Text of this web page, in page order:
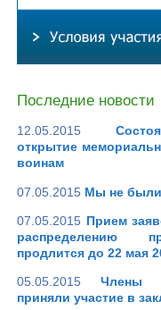
Последние новости
12.05.2015
открытие
воинам
07.05.2015 Мы не
07.05.2015 Прием
распределению
продлится до 22 мая
05.05.2015
Члены
приняли участие в